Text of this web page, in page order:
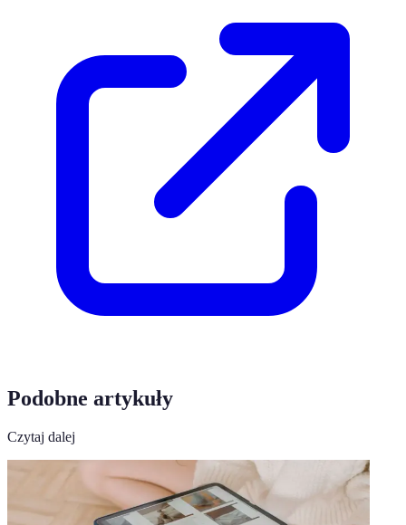
Podobne artykuły
Czytaj dalej